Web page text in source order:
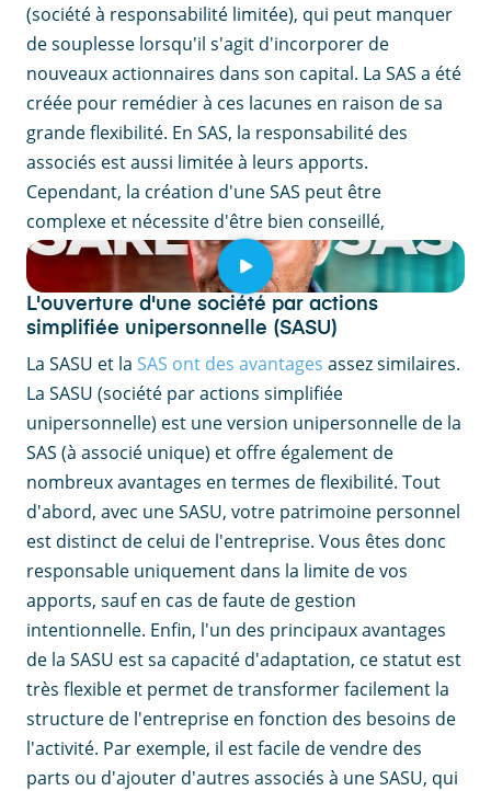
(société à responsabilité limitée), qui peut manquer
de souplesse lorsqu'il s'agit d'incorporer de
nouveaux actionnaires dans son capital. La SAS a été
créée pour remédier à ces lacunes en raison de sa
grande flexibilité. En SAS, la responsabilité des
associés est aussi limitée à leurs apports.
Cependant, la création d'une SAS peut être
complexe et nécessite d'être bien conseillé,
notamment pour la rédaction des statuts juridiques.
L'ouverture d'une société par actions
simplifiée unipersonnelle (SASU)
La SASU et la SAS ont des avantages assez similaires.
La SASU (société par actions simplifiée
unipersonnelle) est une version unipersonnelle de la
SAS (à associé unique) et offre également de
nombreux avantages en termes de flexibilité. Tout
d'abord, avec une SASU, votre patrimoine personnel
est distinct de celui de l'entreprise. Vous êtes donc
responsable uniquement dans la limite de vos
apports, sauf en cas de faute de gestion
intentionnelle. Enfin, l'un des principaux avantages
de la SASU est sa capacité d'adaptation, ce statut est
très flexible et permet de transformer facilement la
structure de l'entreprise en fonction des besoins de
l'activité. Par exemple, il est facile de vendre des
parts ou d'ajouter d'autres associés à une SASU, qui